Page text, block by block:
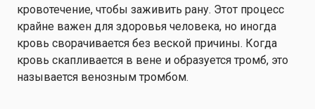
кровотечение, чтобы заживить рану. Этот процесс
крайне важен для здоровья человека, но иногда
кровь сворачивается без веской причины. Когда
кровь скапливается в вене и образуется тромб, это
называется венозным тромбом.